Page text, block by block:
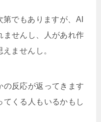
でもありますが、AI
ませんし、人があれ作
ませんし。
の反応が返ってきます
てくる人もいるかもし